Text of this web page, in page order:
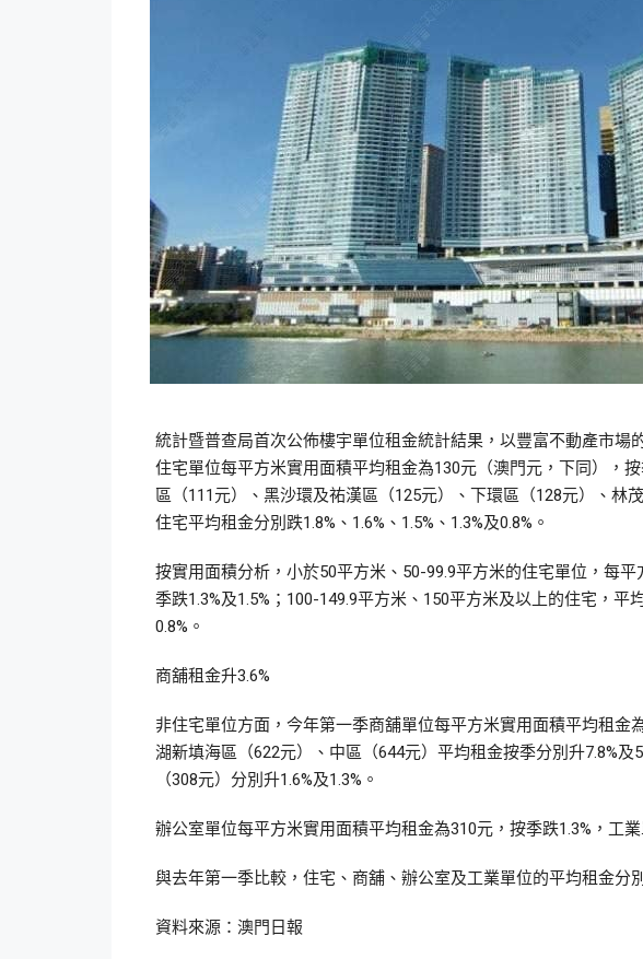
統計暨普查局首次公佈樓宇單位租金統計結果，以豐富不動產市場
住宅單位每平方米實用面積平均租金為130元（澳門元，下同），
區（111元）、黑沙環及祐漢區（125元）、下環區（128元）、林
住宅平均租金分別跌1.8%、1.6%、1.5%、1.3%及0.8%。
按實用面積分析，小於50平方米、50-99.9平方米的住宅單位，每
季跌1.3%及1.5%；100-149.9平方米、150平方米及以上的住宅，
0.8%。
商舖租金升3.6%
非住宅單位方面，今年第一季商舖單位每平方米實用面積平均租金
湖新填海區（622元）、中區（644元）平均租金按季分別升7.8%及
（308元）分別升1.6%及1.3%。
辦公室單位每平方米實用面積平均租金為310元，按季跌1.3%，工
與去年第一季比較，住宅、商舖、辦公室及工業單位的平均租金分別
資料來源：澳門日報